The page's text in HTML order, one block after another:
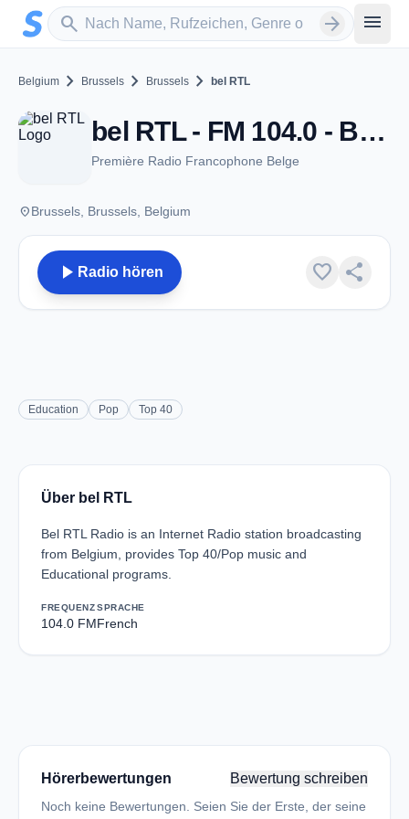
Zum Hauptinhalt springen
search
Sender suchen arrow_forward menu
Belgium chevron_right Brussels chevron_right Brussels chevron_right bel RTL
bel RTL - FM 104.0 - Brussels
Première Radio Francophone Belge
placeBrussels, Brussels, Belgium
play_arrow Radio hören favorite share
Education Pop Top 40
Über bel RTL
Bel RTL Radio is an Internet Radio station broadcasting
from Belgium, provides Top 40/Pop music and
Educational programs.
FREQUENZ
104.0 FM
SPRACHE
French
Hörerbewertungen Bewertung schreiben
Noch keine Bewertungen. Seien Sie der Erste, der seine